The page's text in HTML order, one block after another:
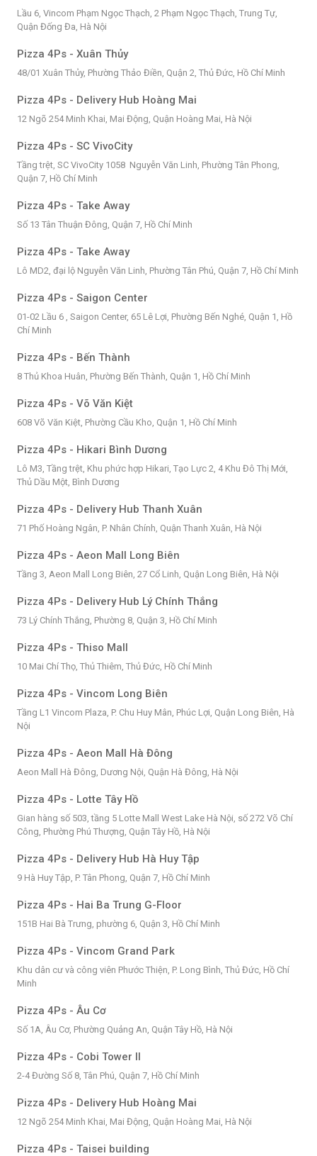
Lầu 6, Vincom Phạm Ngọc Thạch, 2 Phạm Ngọc Thạch, Trung Tự,
Quận Đống Đa, Hà Nội
Pizza 4Ps - Xuân Thủy
48/01 Xuân Thủy, Phường Thảo Điền, Quận 2, Thủ Đức, Hồ Chí Minh
Pizza 4Ps - Delivery Hub Hoàng Mai
12 Ngõ 254 Minh Khai, Mai Động, Quận Hoàng Mai, Hà Nội
Pizza 4Ps - SC VivoCity
Tầng trệt, SC VivoCity 1058 Nguyễn Văn Linh, Phường Tân Phong,
Quận 7, Hồ Chí Minh
Pizza 4Ps - Take Away
Số 13 Tân Thuận Đông, Quận 7, Hồ Chí Minh
Pizza 4Ps - Take Away
Lô MD2, đại lộ Nguyễn Văn Linh, Phường Tân Phú, Quận 7, Hồ Chí Minh
Pizza 4Ps - Saigon Center
01-02 Lầu 6 , Saigon Center, 65 Lê Lợi, Phường Bến Nghé, Quận 1, Hồ
Chí Minh
Pizza 4Ps - Bến Thành
8 Thủ Khoa Huân, Phường Bến Thành, Quận 1, Hồ Chí Minh
Pizza 4Ps - Võ Văn Kiệt
608 Võ Văn Kiệt, Phường Cầu Kho, Quận 1, Hồ Chí Minh
Pizza 4Ps - Hikari Bình Dương
Lô M3, Tầng trệt, Khu phức hợp Hikari, Tạo Lực 2, 4 Khu Đô Thị Mới,
Thủ Dầu Một, Bình Dương
Pizza 4Ps - Delivery Hub Thanh Xuân
71 Phố Hoàng Ngân, P. Nhân Chính, Quận Thanh Xuân, Hà Nội
Pizza 4Ps - Aeon Mall Long Biên
Tầng 3, Aeon Mall Long Biên, 27 Cổ Linh, Quận Long Biên, Hà Nội
Pizza 4Ps - Delivery Hub Lý Chính Thắng
73 Lý Chính Thắng, Phường 8, Quận 3, Hồ Chí Minh
Pizza 4Ps - Thiso Mall
10 Mai Chí Thọ, Thủ Thiêm, Thủ Đức, Hồ Chí Minh
Pizza 4Ps - Vincom Long Biên
Tầng L1 Vincom Plaza, P. Chu Huy Mân, Phúc Lợi, Quận Long Biên, Hà
Nội
Pizza 4Ps - Aeon Mall Hà Đông
Aeon Mall Hà Đông, Dương Nội, Quận Hà Đông, Hà Nội
Pizza 4Ps - Lotte Tây Hồ
Gian hàng số 503, tầng 5 Lotte Mall West Lake Hà Nội, số 272 Võ Chí
Công, Phường Phú Thượng, Quận Tây Hồ, Hà Nội
Pizza 4Ps - Delivery Hub Hà Huy Tập
9 Hà Huy Tập, P. Tân Phong, Quận 7, Hồ Chí Minh
Pizza 4Ps - Hai Ba Trung G-Floor
151B Hai Bà Trưng, phường 6, Quận 3, Hồ Chí Minh
Pizza 4Ps - Vincom Grand Park
Khu dân cư và công viên Phước Thiện, P. Long Bình, Thủ Đức, Hồ Chí
Minh
Pizza 4Ps - Âu Cơ
Số 1A, Âu Cơ, Phường Quảng An, Quận Tây Hồ, Hà Nội
Pizza 4Ps - Cobi Tower II
2-4 Đường Số 8, Tân Phú, Quận 7, Hồ Chí Minh
Pizza 4Ps - Delivery Hub Hoàng Mai
12 Ngõ 254 Minh Khai, Mai Động, Quận Hoàng Mai, Hà Nội
Pizza 4Ps - Taisei building